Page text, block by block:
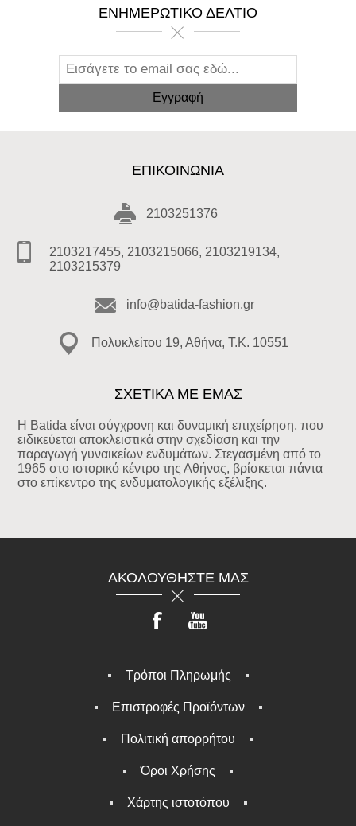
ΕΝΗΜΕΡΩΤΙΚΌ ΔΕΛΤΊΟ
ΕΠΙΚΟΙΝΩΝΊΑ
2103251376
2103217455, 2103215066, 2103219134,
2103215379
info@batida-fashion.gr
Πολυκλείτου 19, Αθήνα, T.K. 10551
ΣΧΕΤΙΚΑ ΜΕ ΕΜΑΣ
Η Batida είναι σύγχρονη και δυναμική επιχείρηση, που
ειδικεύεται αποκλειστικά στην σχεδίαση και την
παραγωγή γυναικείων ενδυμάτων. Στεγασμένη από το
1965 στο ιστορικό κέντρο της Αθήνας, βρίσκεται πάντα
στο επίκεντρο της ενδυματολογικής εξέλιξης.
ΑΚΟΛΟΥΘΉΣΤΕ ΜΑΣ
Τρόποι Πληρωμής
Επιστροφές Προϊόντων
Πολιτική απορρήτου
Όροι Χρήσης
Χάρτης ιστοτόπου